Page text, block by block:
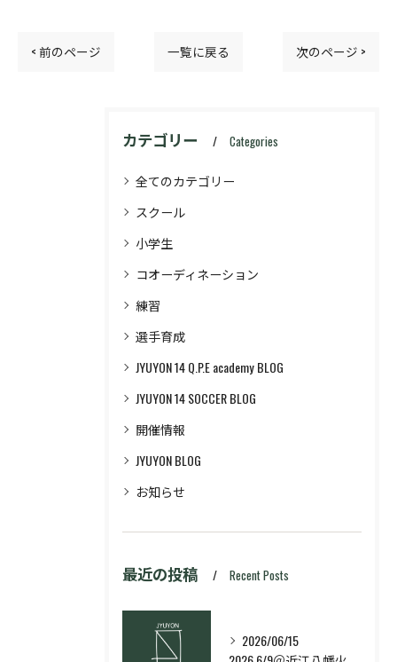
< 前のページ 一覧に戻る 次のページ >
カテゴリー Categories
全てのカテゴリー
スクール
小学生
コオーディネーション
練習
選手育成
JYUYON 14 Q.P.E academy BLOG
JYUYON 14 SOCCER BLOG
開催情報
JYUYON BLOG
お知らせ
最近の投稿 Recent Posts
2026/06/15